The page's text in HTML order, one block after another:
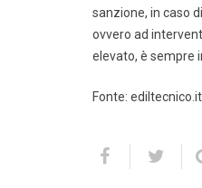
sanzione, in caso
ovvero ad
elevato, è sempre
Fonte: ediltecnico.it